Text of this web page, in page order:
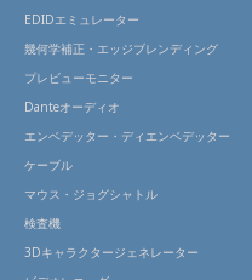
EDIDエミュレーター
幾何学補正・エッジブレンディング
プレビューモニター
Danteオーディオ
エンベデッター・ディエンベデッター
ケーブル
マウス・ジョグシャトル
検査機
3Dキャラクタージェネレーター